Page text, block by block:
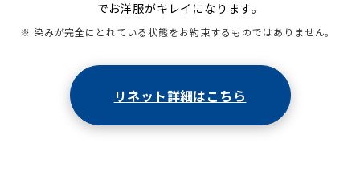
でお洋服がキレイになります。
※ 染みが完全にとれている状態をお約束するものではありません。
リネット詳細はこちら